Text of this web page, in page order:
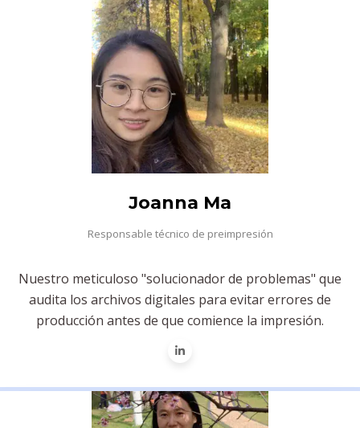
Joanna Ma
Responsable técnico de preimpresión
Nuestro meticuloso "solucionador de problemas" que
audita los archivos digitales para evitar errores de
producción antes de que comience la impresión.